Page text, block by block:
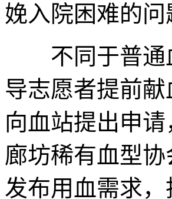
娩入院困难的问
不同于普通
导志愿者提前
向血站提出申
廊坊稀有血型
发布用血需求，